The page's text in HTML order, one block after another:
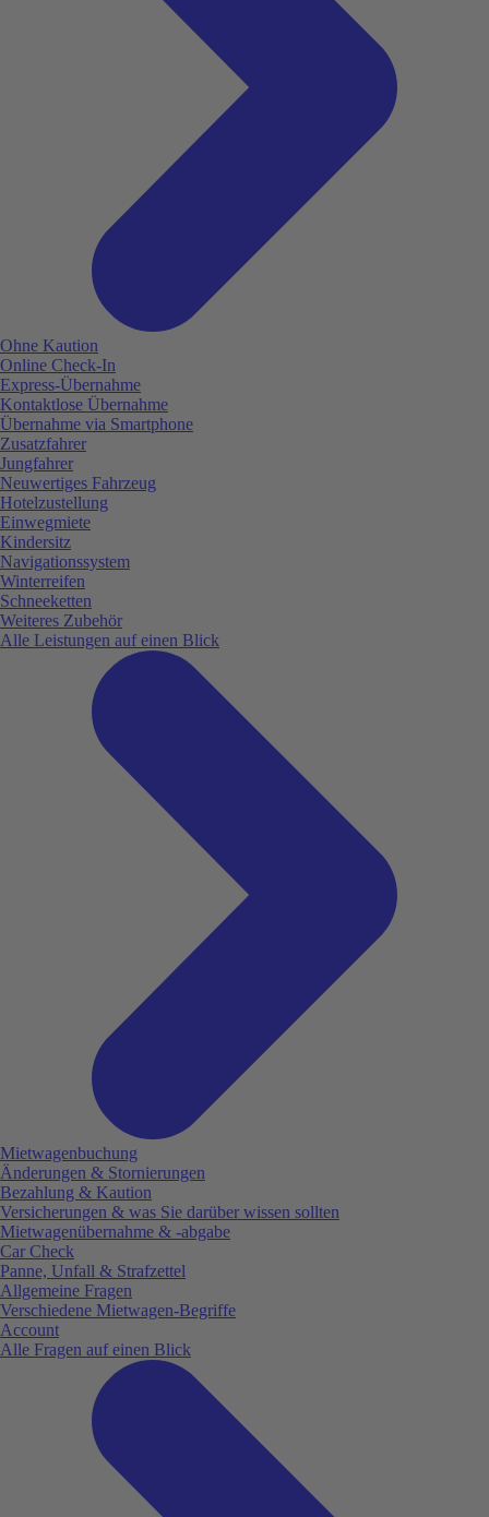
Ohne Kaution
Online Check-In
Express-Übernahme
Kontaktlose Übernahme
Übernahme via Smartphone
Zusatzfahrer
Jungfahrer
Neuwertiges Fahrzeug
Hotelzustellung
Einwegmiete
Kindersitz
Navigationssystem
Winterreifen
Schneeketten
Weiteres Zubehör
Alle Leistungen auf einen Blick
Mietwagenbuchung
Änderungen & Stornierungen
Bezahlung & Kaution
Versicherungen & was Sie darüber wissen sollten
Mietwagenübernahme & -abgabe
Car Check
Panne, Unfall & Strafzettel
Allgemeine Fragen
Verschiedene Mietwagen-Begriffe
Account
Alle Fragen auf einen Blick